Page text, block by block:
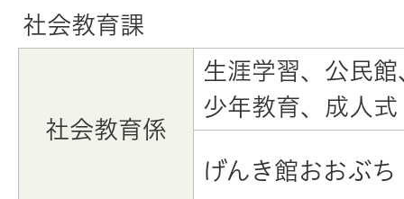
社会教育課
社会教育係
生涯学習、公民館
少年教育、成人式
げんき館おおぶち